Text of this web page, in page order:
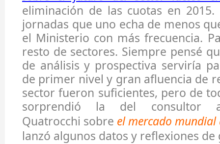
eliminación de las cuotas en
jornadas que uno echa de menos
el Ministerio con más frecuencia.
resto de sectores. Siempre pensé
de análisis y prospectiva serviría
de primer nivel y gran afluencia de
sector fueron suficientes, pero de
sorprendió la del consultor
Quatrocchi sobre el mercado mundial
lanzó algunos datos y reflexiones